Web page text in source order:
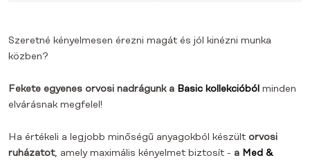
Szeretné kényelmesen érezni magát és jól kinézni munka
közben?
Fekete egyenes orvosi nadrágunk a Basic kollekcióból minden
elvárásnak megfelel!
Ha értékeli a legjobb minőségű anyagokból készült orvosi
ruházatot, amely maximális kényelmet biztosít - a Med &